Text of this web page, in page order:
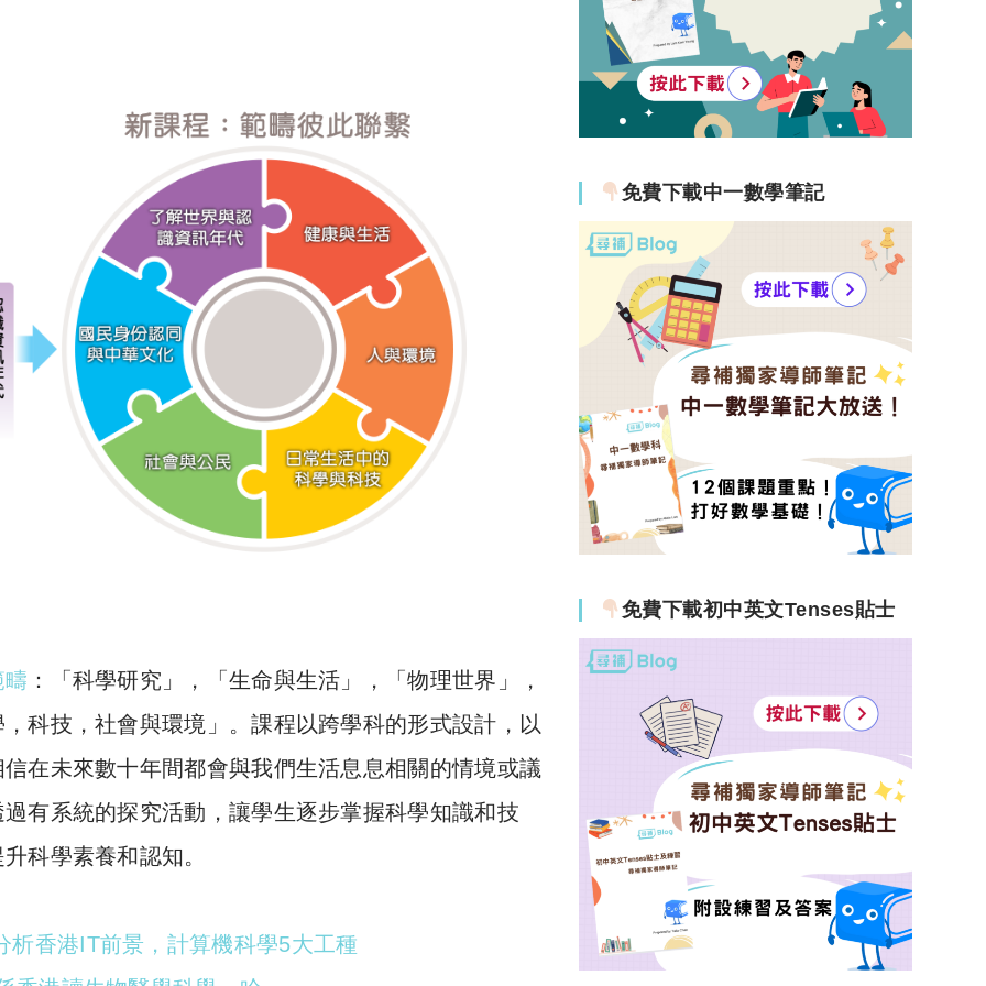
：「科學研究」，「生命與生活」，「物理世界」，
科技，社會與環境」。課程以跨學科的形式設計，以
在未來數十年間都會與我們生活息息相關的情境或議
有系統的探究活動，讓學生逐步掌握科學知識和技
科學素養和認知。
香港IT前景，計算機科學5大工種
免費下載中一數學筆記
免費下載初中英文Tenses貼士